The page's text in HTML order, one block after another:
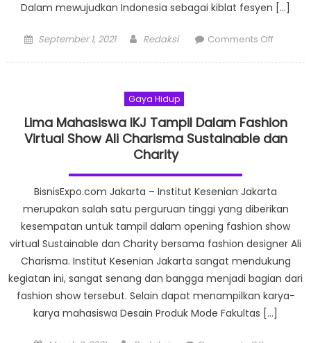
Dalam mewujudkan Indonesia sebagai kiblat fesyen […]
Posted
September 1, 2021 Author
Redaksi Comments Offon
IFC
Mode
Muslim
Dunia
Gaya Hidup
Lima Mahasiswa IKJ Tampil Dalam Fashion
Virtual Show Ali Charisma Sustainable dan
Charity
BisnisExpo.com Jakarta – Institut Kesenian Jakarta
merupakan salah satu perguruan tinggi yang diberikan
kesempatan untuk tampil dalam opening fashion show
virtual Sustainable dan Charity bersama fashion designer Ali
Charisma. Institut Kesenian Jakarta sangat mendukung
kegiatan ini, sangat senang dan bangga menjadi bagian dari
fashion show tersebut. Selain dapat menampilkan karya-
karya mahasiswa Desain Produk Mode Fakultas […]